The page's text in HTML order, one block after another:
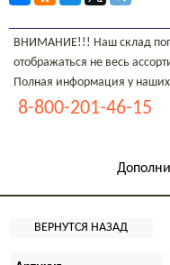
ВНИМАНИЕ!!! Наш склад
отображаться не весь
Полная информация у наших
8-800-201-46-15